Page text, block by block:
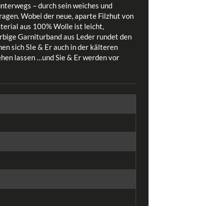
– durch sein weiches und
Wobei der neue, aparte Filzhut von
aus 100% Wolle ist leicht,
Garniturband aus Leder rundet den
sich SIe & Er auch in der kälteren
lassen …und Sie & Er werden vor